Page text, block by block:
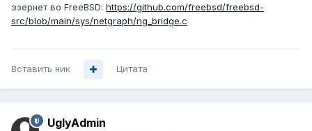
эзернет во FreeBSD: https://github.com/freebsd/freebsd-
src/blob/main/sys/netgraph/ng_bridge.c
Вставить ник Цитата
UglyAdmin